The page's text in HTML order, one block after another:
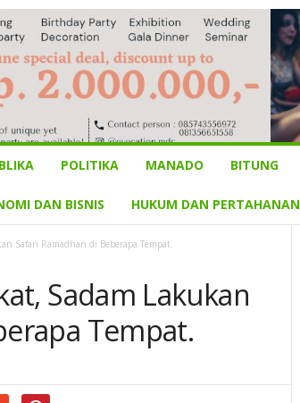
POLITIKA MANADO BITUNG
DAN BISNIS HUKUM DAN PERTAHANAN
Safari Ramadhan di Beberapa Tempat.
Sadam Lakukan
Tempat.